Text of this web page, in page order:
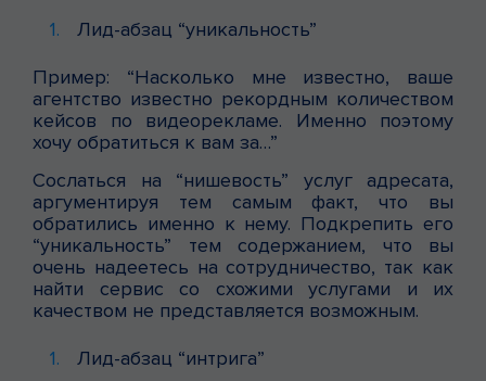
Лид-абзац “уникальность”
Пример: “Насколько мне известно, ваше
агентство известно рекордным количеством
кейсов по видеорекламе. Именно поэтому
хочу обратиться к вам за…”
Сослаться на “нишевость” услуг адресата,
аргументируя тем самым факт, что вы
обратились именно к нему. Подкрепить его
“уникальность” тем содержанием, что вы
очень надеетесь на сотрудничество, так как
найти сервис со схожими услугами и их
качеством не представляется возможным.
Лид-абзац “интрига”